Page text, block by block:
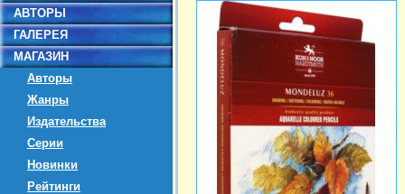
АВТОРЫ
ГАЛЕРЕЯ
МАГАЗИН
Авторы
Жанры
Издательства
Серии
Новинки
Рейтинги